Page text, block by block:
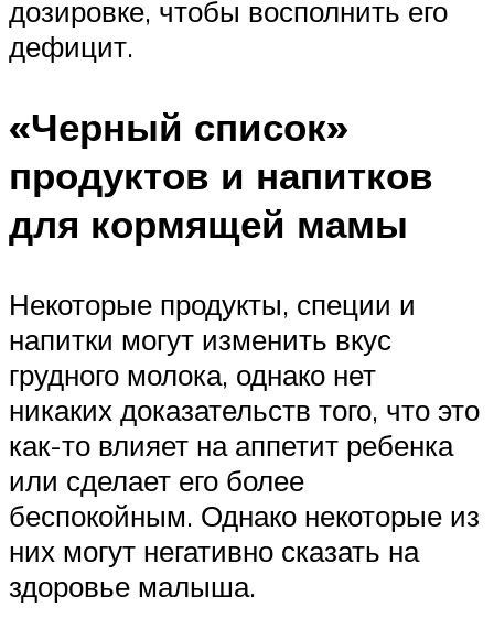
дозировке, чтобы восполнить его
дефицит.
«Черный список»
продуктов и напитков
для кормящей мамы
Некоторые продукты, специи и
напитки могут изменить вкус
грудного молока, однако нет
никаких доказательств того, что это
как-то влияет на аппетит ребенка
или сделает его более
беспокойным. Однако некоторые из
них могут негативно сказать на
здоровье малыша.